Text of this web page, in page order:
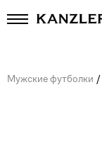
Мужские футболки /